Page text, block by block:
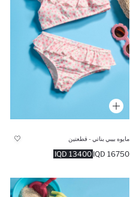
مايوه بيبي بناتي - قطعتين
13400 IQD 16750 IQD